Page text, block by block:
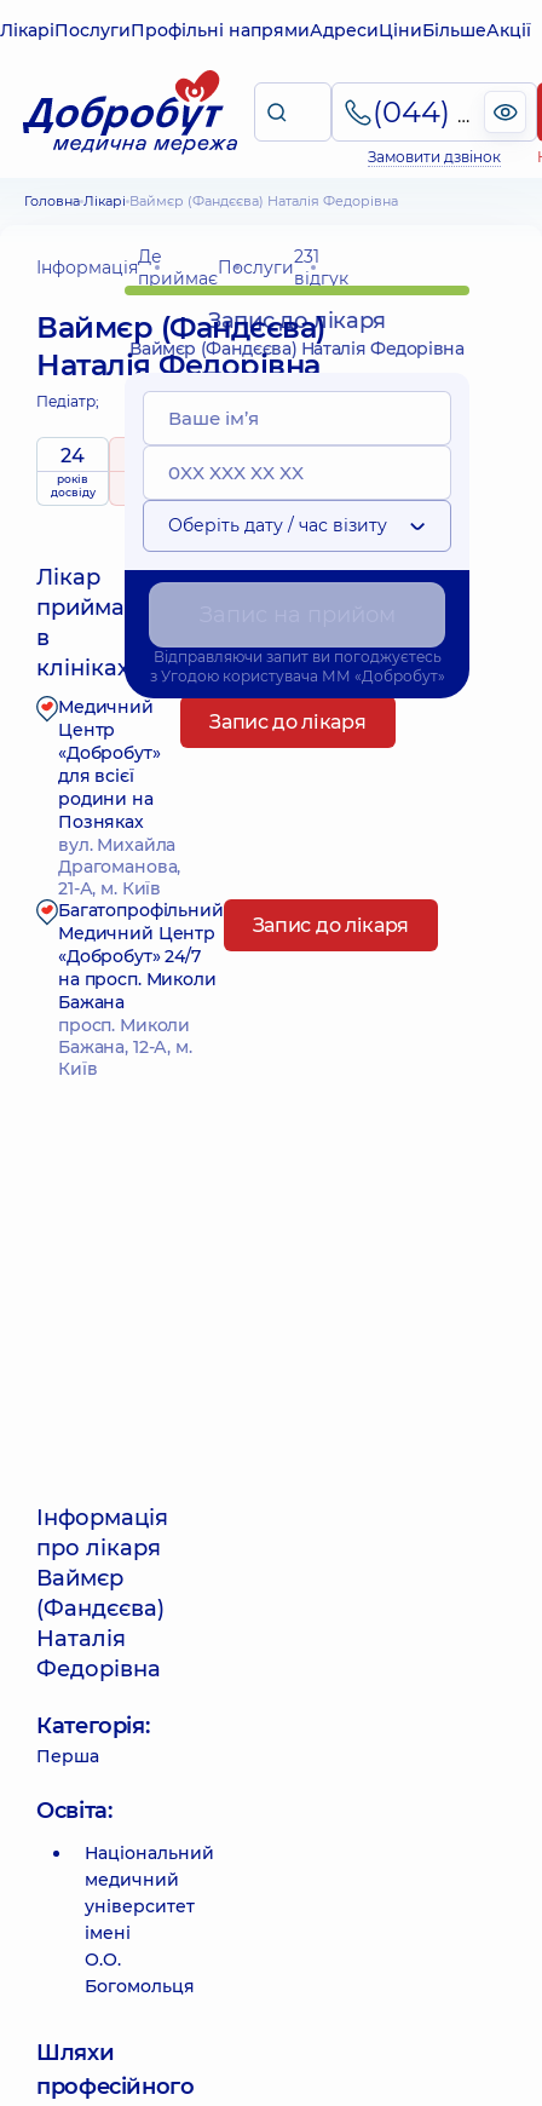
ЛікаріПослугиПрофільні напрямиАдресиЦіниБільшеАкції
(044) 495-2-888
Замовити дзвінок
Головна Лікарі Ваймєр (Фандєєва) Наталія Федорівна
ІнформаціяДе
приймаєПослуги231
відгук
Ваймєр (Фандєєва)
Наталія Федорівна
Педіатр;
24
років
досвіду
рейтингна підставі
приймає
Лікар
приймає
в
клініках:
Медичний
Центр
«Добробут»
для всієї
родини на
Позняках
вул. Михайла
Драгоманова,
21-А, м. Київ
Запис до лікаря
Багатопрофільний
Медичний Центр
«Добробут» 24/7
на просп. Миколи
Бажана
просп. Миколи
Бажана, 12-А, м.
Київ
Запис до лікаря
Інформація
про лікаря
Ваймєр
(Фандєєва)
Наталія
Федорівна
Категорія:
Перша
Освіта:
Національний
медичний
університет
імені
О.О.
Богомольця
Шляхи
професійного
Запис до лікаря
Ваймєр (Фандєєва) Наталія Федорівна
Оберіть дату / час візиту
Відправляючи запит ви погоджуєтесь
з Угодою користувача ММ «Добробут»